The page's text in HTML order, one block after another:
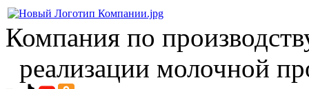
Компания по
реализации молочной